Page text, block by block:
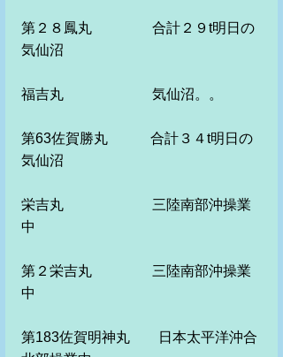
第２８鳳丸　　　　 合計２９t明日の
気仙沼
福吉丸　　　　　　 気仙沼。。
第63佐賀勝丸　　　合計３４t明日の
気仙沼
栄吉丸　　　　　　 三陸南部沖操業
中
第２栄吉丸　　　　 三陸南部沖操業
中
第183佐賀明神丸　　日本太平洋沖合